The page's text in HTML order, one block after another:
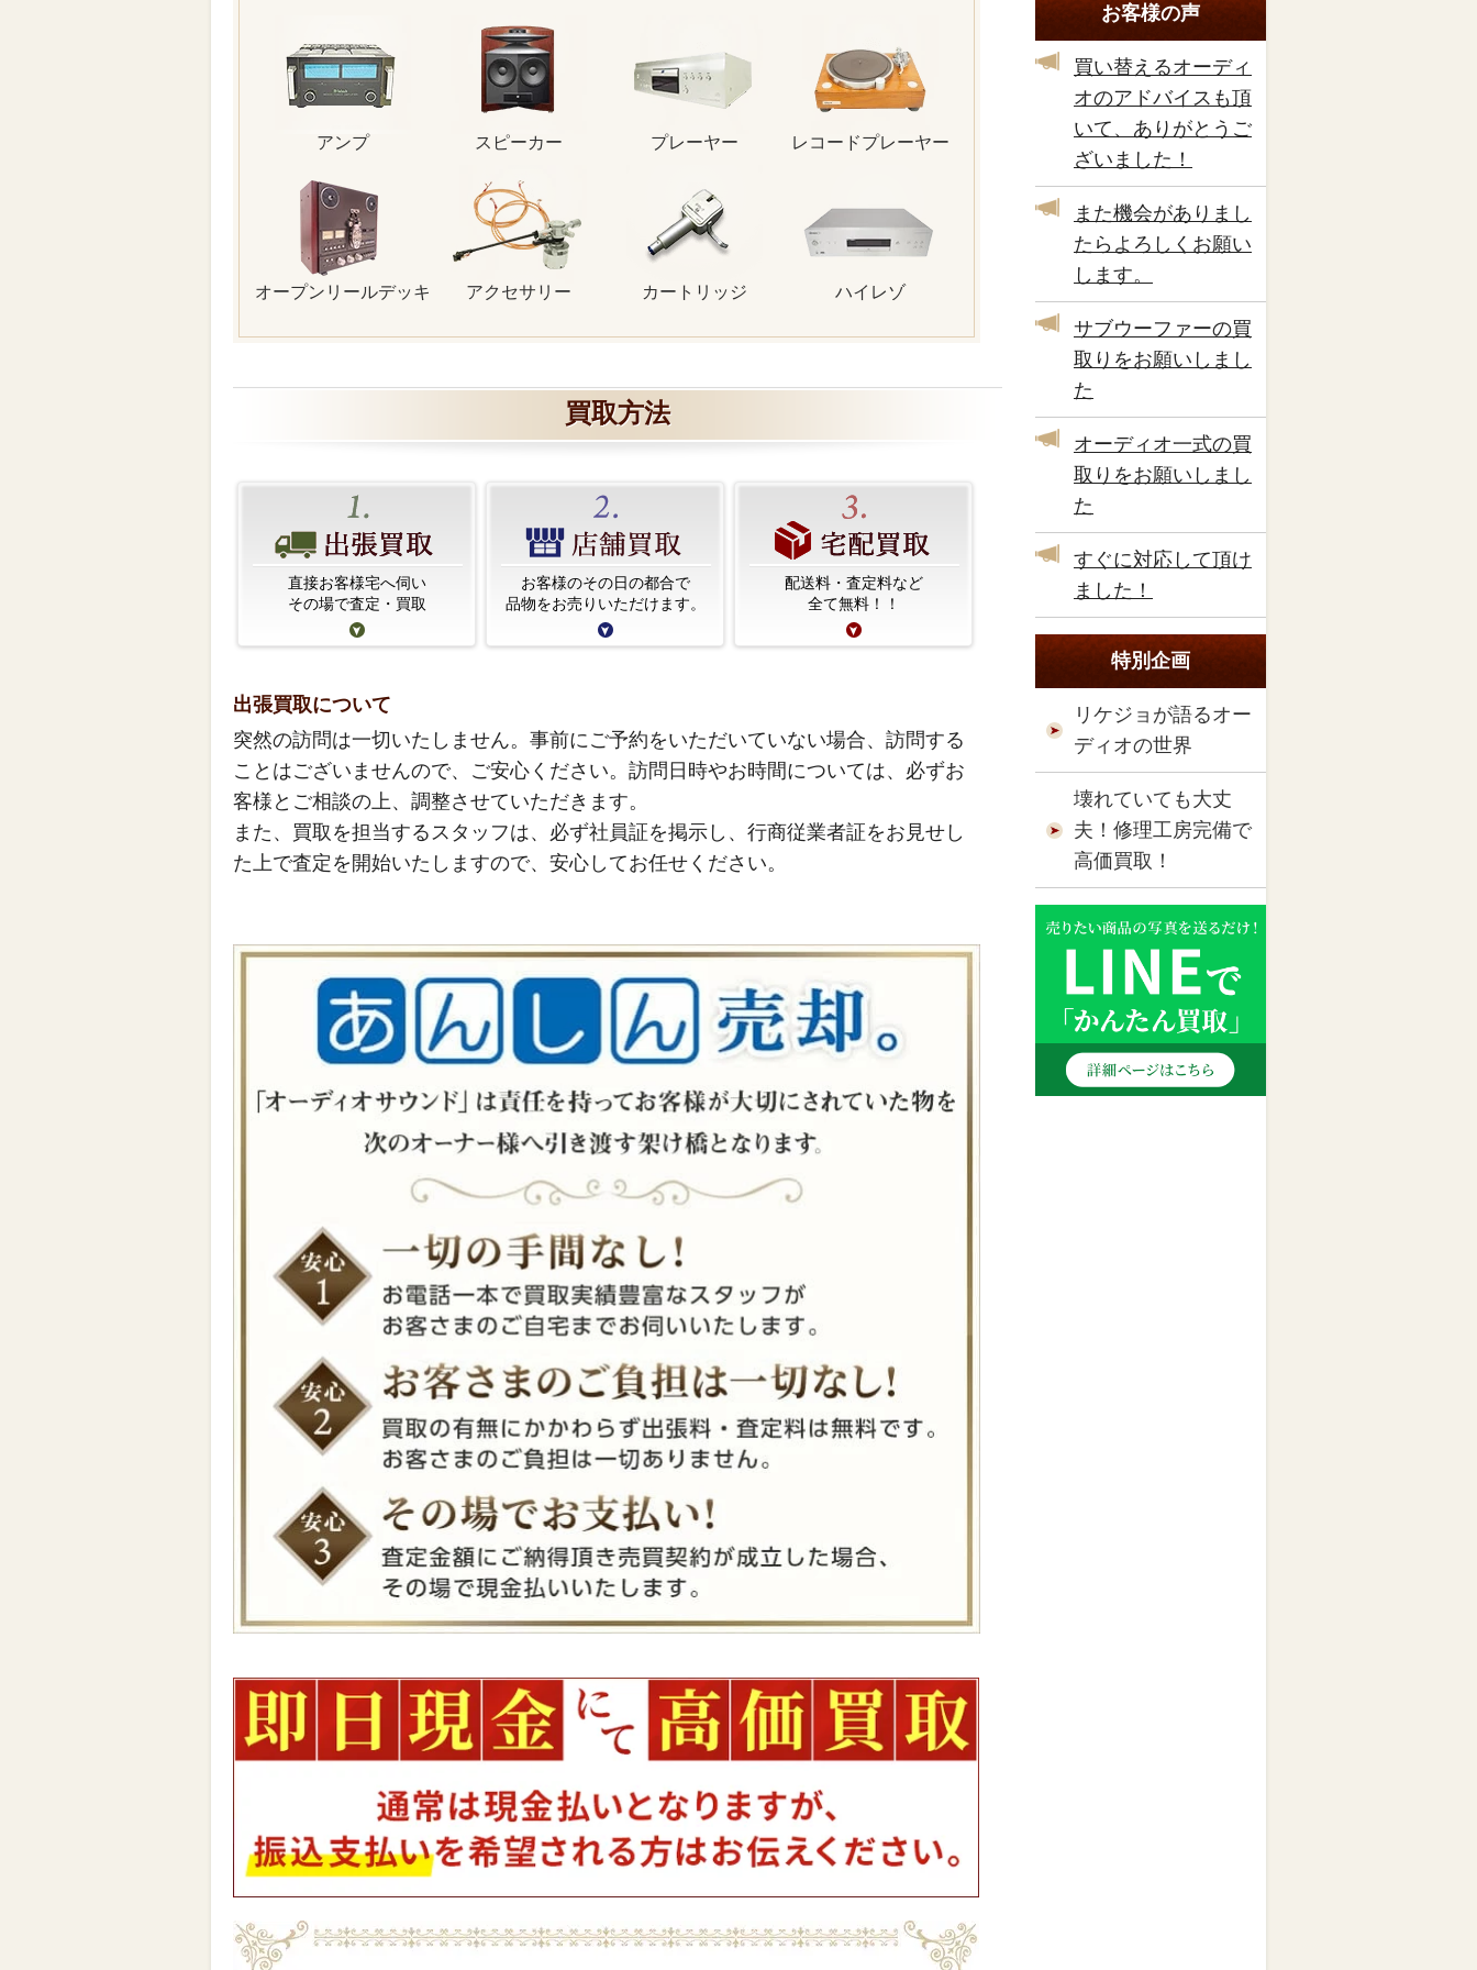
アンプ スピーカー プレーヤー レコードプレーヤー
オープンリールデッキ アクセサリー カートリッジ ハイレゾ
買取方法
直接お客様宅へ伺い
その場で査定・買取
お客様のその日の都合で
品物をお売りいただけます。
配送料・査定料など
全て無料！！
出張買取について
突然の訪問は一切いたしません。事前にご予約をいただいていない場合、訪問する
ことはございませんので、ご安心ください。訪問日時やお時間については、必ずお
客様とご相談の上、調整させていただきます。
また、買取を担当するスタッフは、必ず社員証を掲示し、行商従業者証をお見せし
た上で査定を開始いたしますので、安心してお任せください。
お客様の声
買い替えるオーディ
オのアドバイスも頂
いて、ありがとうご
ざいました！
また機会がありまし
たらよろしくお願い
します。
サブウーファーの買
取りをお願いしまし
た
オーディオ一式の買
取りをお願いしまし
た
すぐに対応して頂け
ました！
特別企画
リケジョが語るオー
ディオの世界
壊れていても大丈
夫！修理工房完備で
高価買取！